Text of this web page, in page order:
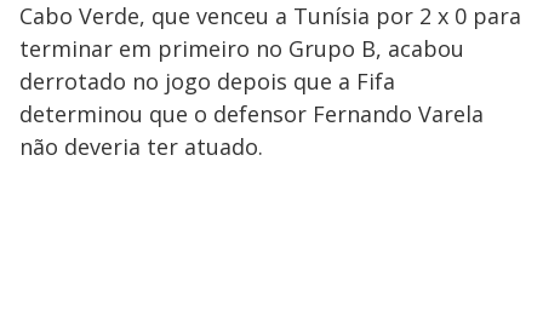
Cabo Verde, que venceu a Tunísia por 2 x 0 para
terminar em primeiro no Grupo B, acabou
derrotado no jogo depois que a Fifa
determinou que o defensor Fernando Varela
não deveria ter atuado.